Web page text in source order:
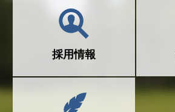
採用情報